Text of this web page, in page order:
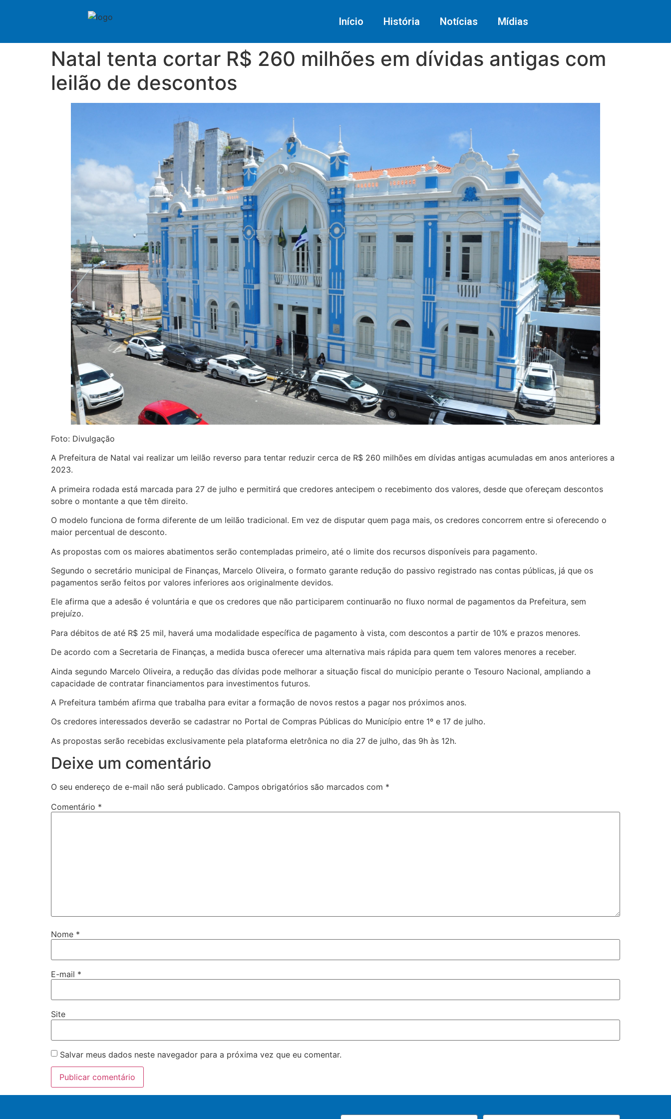
Início História Notícias Mídias
Natal tenta cortar R$ 260 milhões em dívidas antigas com
leilão de descontos
Foto: Divulgação
A Prefeitura de Natal vai realizar um leilão reverso para tentar reduzir cerca de R$ 260 milhões em dívidas antigas acumuladas em anos anteriores a
2023.
A primeira rodada está marcada para 27 de julho e permitirá que credores antecipem o recebimento dos valores, desde que ofereçam descontos
sobre o montante a que têm direito.
O modelo funciona de forma diferente de um leilão tradicional. Em vez de disputar quem paga mais, os credores concorrem entre si oferecendo o
maior percentual de desconto.
As propostas com os maiores abatimentos serão contempladas primeiro, até o limite dos recursos disponíveis para pagamento.
Segundo o secretário municipal de Finanças, Marcelo Oliveira, o formato garante redução do passivo registrado nas contas públicas, já que os
pagamentos serão feitos por valores inferiores aos originalmente devidos.
Ele afirma que a adesão é voluntária e que os credores que não participarem continuarão no fluxo normal de pagamentos da Prefeitura, sem
prejuízo.
Para débitos de até R$ 25 mil, haverá uma modalidade específica de pagamento à vista, com descontos a partir de 10% e prazos menores.
De acordo com a Secretaria de Finanças, a medida busca oferecer uma alternativa mais rápida para quem tem valores menores a receber.
Ainda segundo Marcelo Oliveira, a redução das dívidas pode melhorar a situação fiscal do município perante o Tesouro Nacional, ampliando a
capacidade de contratar financiamentos para investimentos futuros.
A Prefeitura também afirma que trabalha para evitar a formação de novos restos a pagar nos próximos anos.
Os credores interessados deverão se cadastrar no Portal de Compras Públicas do Município entre 1º e 17 de julho.
As propostas serão recebidas exclusivamente pela plataforma eletrônica no dia 27 de julho, das 9h às 12h.
Deixe um comentário
O seu endereço de e-mail não será publicado. Campos obrigatórios são marcados com *
Comentário *
Nome *
E-mail *
Site
Salvar meus dados neste navegador para a próxima vez que eu comentar.